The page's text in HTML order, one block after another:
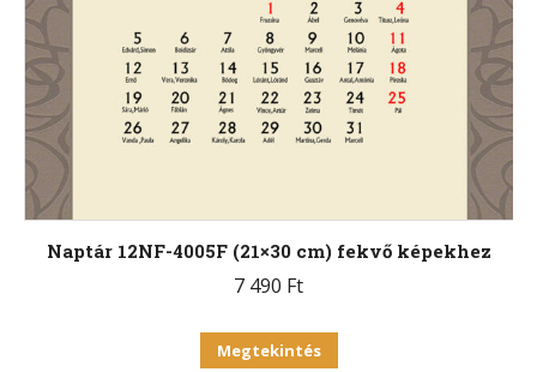
Naptár 12NF-4005F (21×30 cm) fekvő képekhez
7 490 Ft
Megtekintés